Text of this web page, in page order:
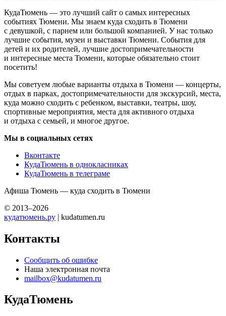
КудаТюмень — это лучший сайт о самых интересных
событиях Тюмени. Мы знаем куда сходить в Тюмени
с девушкой, с парнем или большой компанией. У нас только
лучшие события, музеи и выставки Тюмени. События для
детей и их родителей, лучшие достопримечательности
и интересные места Тюмени, которые обязательно стоит
посетить!
Мы советуем любые варианты отдыха в Тюмени — концерты,
отдых в парках, достопримечательности для экскурсий, места,
куда можно сходить с ребенком, выставки, театры, шоу,
спортивные мероприятия, места для активного отдыха
и отдыха с семьей, и многое другое.
Мы в социальных сетях
Вконтакте
КудаТюмень в однокласниках
КудаТюмень в телеграме
Афиша Тюмень — куда сходить в Тюмени
© 2013–2026
кудатюмень.ру | kudatumen.ru
Контакты
Сообщить об ошибке
Наша электронная почта
mailbox@kudatumen.ru
КудаТюмень